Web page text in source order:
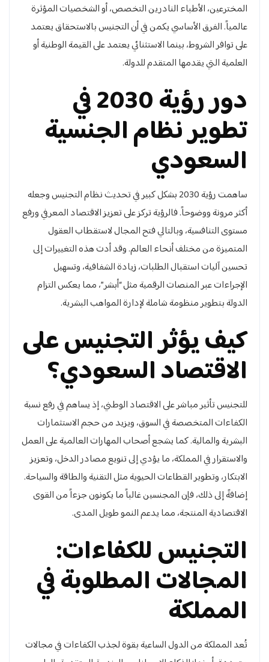
المخترعين، الأطباء النادرين التخصص، أو الشخصيات المؤثرة
عالمياً. الفرق الأساسي يكمن في أن التجنيس بالاستحقاق يعتمد
على توافر الشروط، بينما الاستثنائي يعتمد على القيمة الوطنية أو
العلمية التي يقدمها المتقدم للدولة.
دور رؤية 2030 في
تطوير نظام الجنسية
السعودي
ساهمت رؤية 2030 بشكل كبير في تحديث نظام التجنيس وجعله
أكثر مرونة ووضوحاً. فالرؤية تركز على تعزيز الاقتصاد المعرفي ورفع
مستوى التنافسية، وبالتالي فتح المجال لاستقطاب العقول
المتميزة من مختلف أنحاء العالم. وقد أدت هذه التغييرات إلى
تحسين آليات استقبال الطلبات، زيادة الشفافية، وتسهيل
الإجراءات عبر المنصات الرقمية مثل “أبشر”، مما يعكس التزام
الدولة بتطوير منظومة شاملة لإدارة المواهب البشرية.
كيف يؤثر التجنيس على
الاقتصاد السعودي؟
للتجنيس تأثير مباشر على الاقتصاد الوطني، إذ يساهم في رفع نسبة
الكفاءات المتخصصة في السوق، ويزيد من حجم الاستثمارات
البشرية والمالية. كما يشجع أصحاب المهارات العالمية على العمل
والاستقرار في المملكة، ما يؤدي إلى تنويع مصادر الدخل، وتعزيز
الابتكار، وتطوير القطاعات الحيوية مثل التقنية والطاقة والسياحة.
إضافةً إلى ذلك، فإن المجنسين غالباً ما يكونون جزءاً من القوى
الاقتصادية المنتجة، مما يدعم النمو طويل المدى.
التجنيس للكفاءات:
المجالات المطلوبة في
المملكة
تُعد المملكة من الدول الساعية بقوة لجذب الكفاءات في مجالات